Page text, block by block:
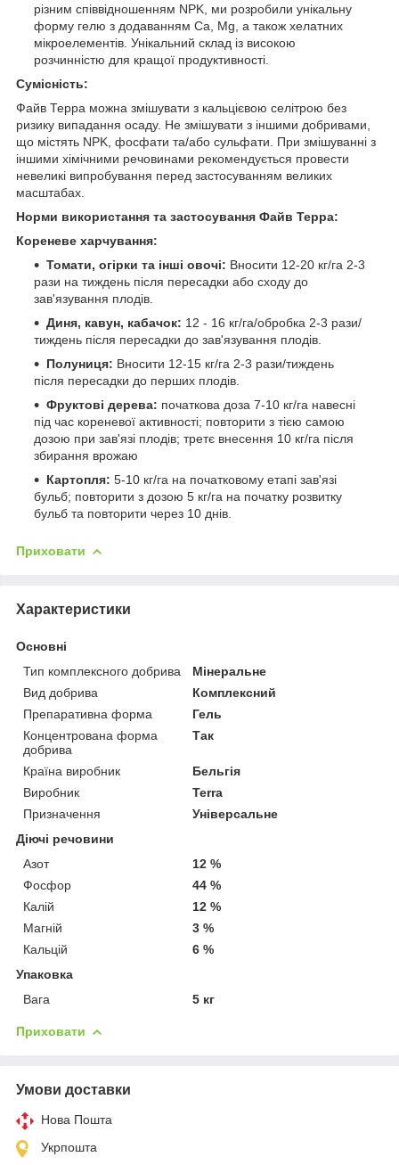
різним співвідношенням NPK, ми розробили унікальну
форму гелю з додаванням Ca, Mg, а також хелатних
мікроелементів. Унікальний склад із високою
розчинністю для кращої продуктивності.
Сумісність:
Файв Терра можна змішувати з кальцієвою селітрою без
ризику випадання осаду. Не змішувати з іншими добривами,
що містять NPK, фосфати та/або сульфати. При змішуванні з
іншими хімічними речовинами рекомендується провести
невеликі випробування перед застосуванням великих
масштабах.
Норми використання та застосування Файв Терра:
Кореневе харчування:
Томати, огірки та інші овочі: Вносити 12-20 кг/га 2-3
рази на тиждень після пересадки або сходу до
зав'язування плодів.
Диня, кавун, кабачок: 12 - 16 кг/га/обробка 2-3 рази/
тиждень після пересадки до зав'язування плодів.
Полуниця: Вносити 12-15 кг/га 2-3 рази/тиждень
після пересадки до перших плодів.
Фруктові дерева: початкова доза 7-10 кг/га навесні
під час кореневої активності; повторити з тією самою
дозою при зав'язі плодів; третє внесення 10 кг/га після
збирання врожаю
Картопля: 5-10 кг/га на початковому етапі зав'язі
бульб; повторити з дозою 5 кг/га на початку розвитку
бульб та повторити через 10 днів.
Приховати
Характеристики
Основні
Тип комплексного добрива
Мінеральне
Вид добрива
Комплексний
Препаративна форма
Гель
Концентрована форма
добрива
Так
Країна виробник
Бельгія
Виробник
Terra
Призначення
Універсальне
Діючі речовини
Азот
12 %
Фосфор
44 %
Калій
12 %
Магній
3 %
Кальцій
6 %
Упаковка
Вага
5 кг
Приховати
Умови доставки
Нова Пошта
Укрпошта